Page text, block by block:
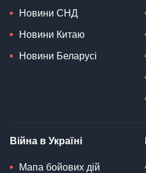
Новини СНД
Новини Китаю
Новини Беларусі
Війна в Україні
Мапа бойових дій